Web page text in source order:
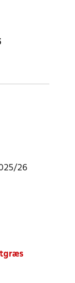
26